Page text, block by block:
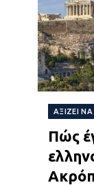
ΑΞΊΖΕΙ ΝΑ
Πώς